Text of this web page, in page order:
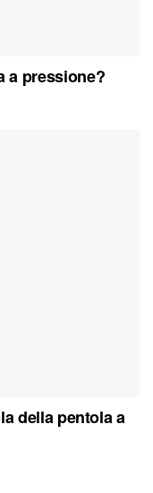
a pressione?
della pentola a